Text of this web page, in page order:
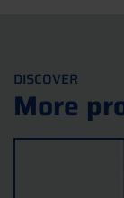
DISCOVER
More